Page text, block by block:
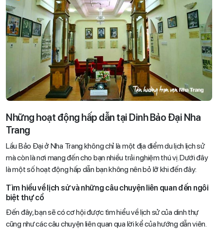
Những hoạt động hấp dẫn tại Dinh Bảo Đại Nha
Trang
Lầu Bảo Đại ở Nha Trang không chỉ là một địa điểm du lịch lịch sử
mà còn là nơi mang đến cho bạn nhiều trải nghiệm thú vị. Dưới đây
là một số hoạt động hấp dẫn bạn không nên bỏ lỡ khi đến đây:
Tìm hiểu về lịch sử và những câu chuyện liên quan đến ngôi
biệt thự cổ
Đến đây, bạn sẽ có cơ hội được tìm hiểu về lịch sử của dinh thự
cũng như các câu chuyện liên quan qua lời kể của hướng dẫn viên.